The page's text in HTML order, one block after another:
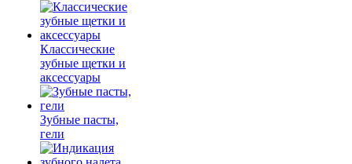
Классические
зубные щетки и
аксессуары
Зубные пасты,
гели